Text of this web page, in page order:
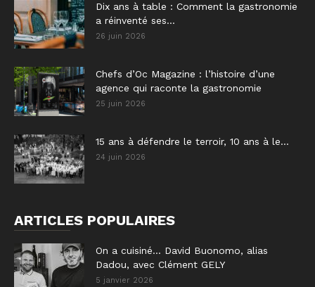
Dix ans à table : Comment la gastronomie
a réinventé ses...
26 juin 2026
Chefs d’Oc Magazine : l’histoire d’une
agence qui raconte la gastronomie
25 juin 2026
15 ans à défendre le terroir, 10 ans à le...
24 juin 2026
ARTICLES POPULAIRES
On a cuisiné… David Buonomo, alias
Dadou, avec Clément GELY
5 janvier 2026